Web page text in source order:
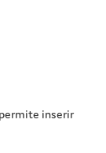
inserir